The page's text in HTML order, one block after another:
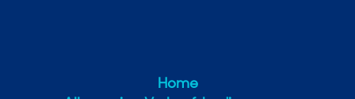
Home